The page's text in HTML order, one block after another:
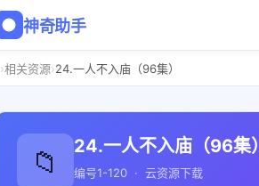
神奇助手
›相关资源›24.一人不入庙（96集）
📁 24.一人不入庙（96集）
编号1-120 · 云资源下载